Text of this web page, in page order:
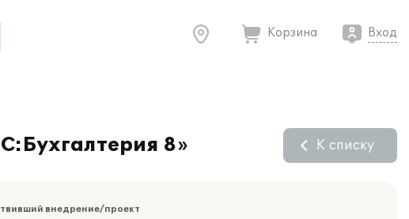
Корзина Вход
8» К списку
внедрение/проект